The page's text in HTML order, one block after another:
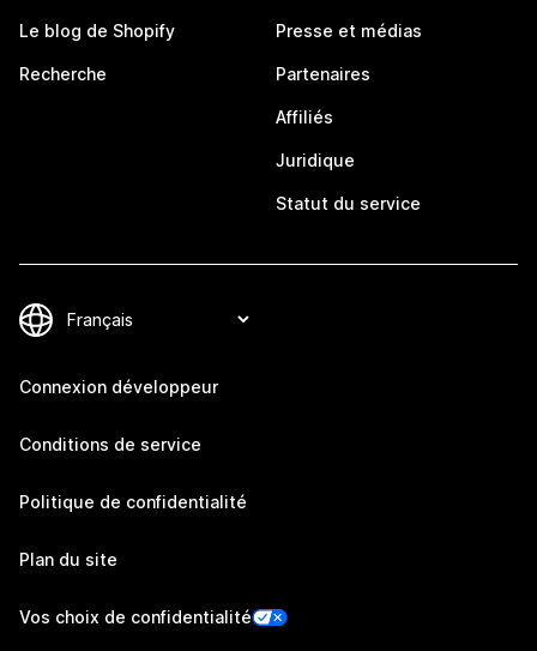
Le blog de Shopify
Recherche
Presse et médias
Partenaires
Affiliés
Juridique
Statut du service
Connexion développeur
Conditions de service
Politique de confidentialité
Plan du site
Vos choix de confidentialité